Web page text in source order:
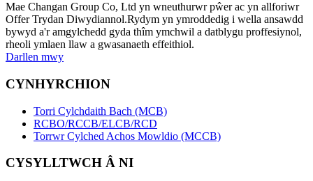
Mae Changan Group Co, Ltd yn wneuthurwr pŵer ac yn allforiwr
Offer Trydan Diwydiannol.Rydym yn ymroddedig i wella ansawdd
bywyd a'r amgylchedd gyda thîm ymchwil a datblygu proffesiynol,
rheoli ymlaen llaw a gwasanaeth effeithiol.
Darllen mwy
CYNHYRCHION
Torri Cylchdaith Bach (MCB)
RCBO/RCCB/ELCB/RCD
Torrwr Cylched Achos Mowldio (MCCB)
CYSYLLTWCH Â NI